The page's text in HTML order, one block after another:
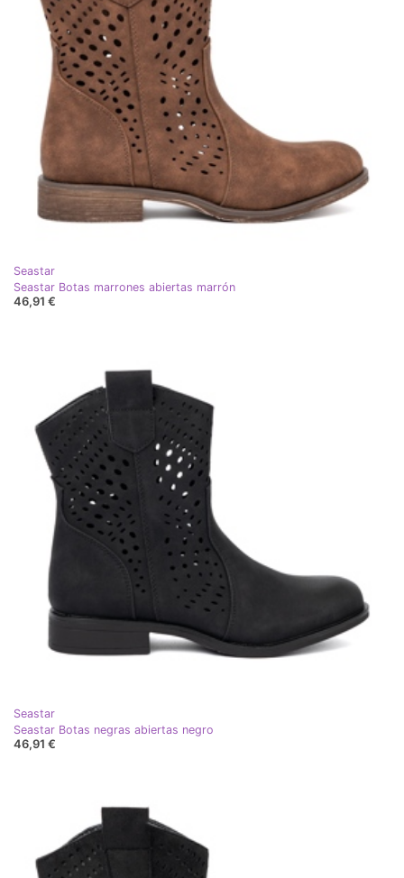
Seastar
Seastar Botas marrones abiertas marrón
46,91 €
Seastar
Seastar Botas negras abiertas negro
46,91 €